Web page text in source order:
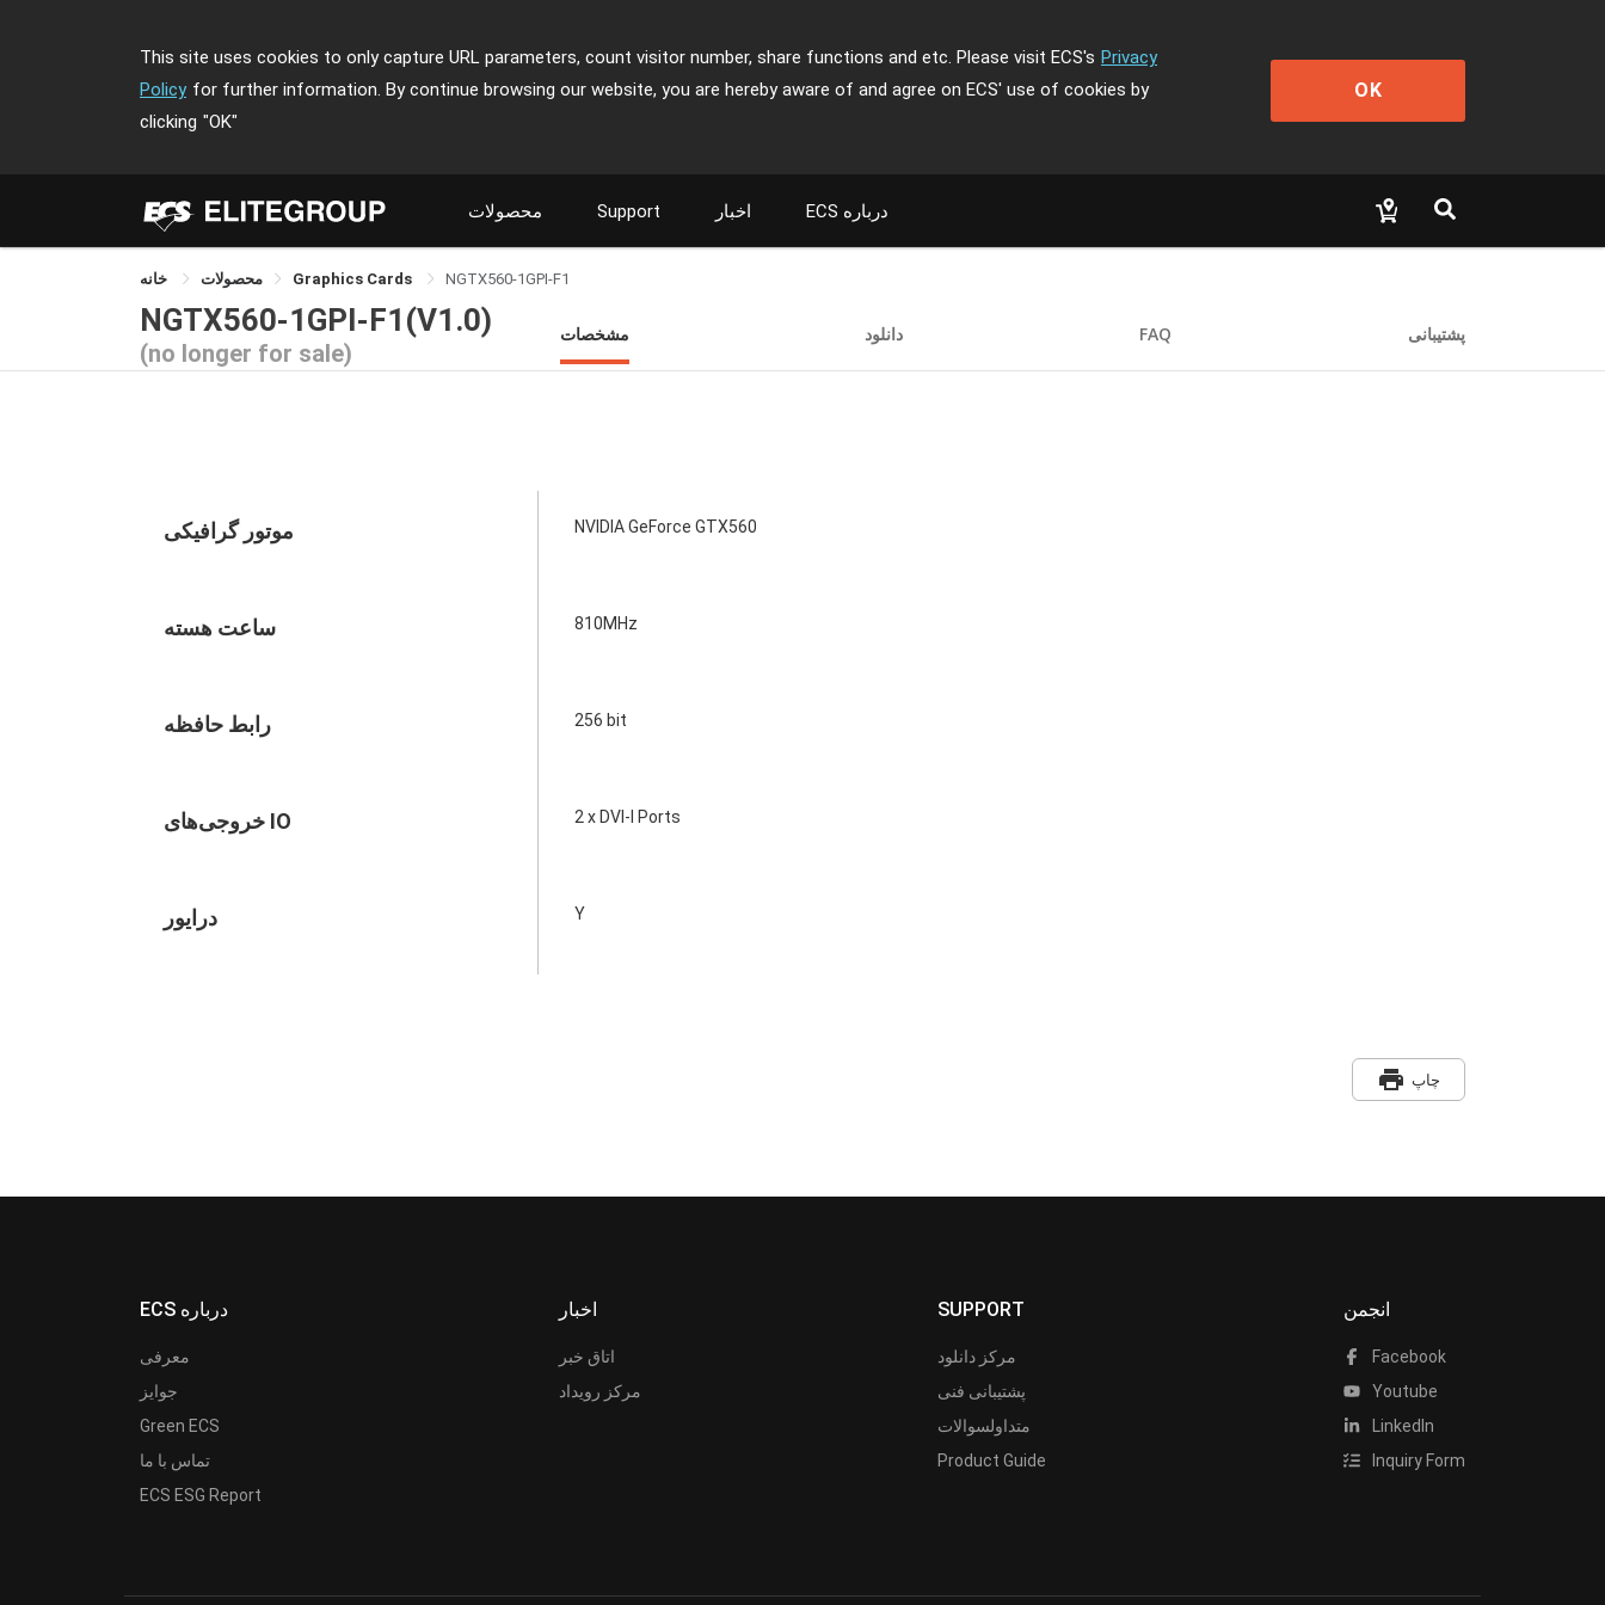
This site uses cookies to only capture URL parameters, count visitor number, share functions and etc. Please visit ECS's Privacy
Policy for further information. By continue browsing our website, you are hereby aware of and agree on ECS' use of cookies by
clicking "OK"
OK
محصولات Support اخبار ECS درباره
محصولات Graphics Cards NGTX560-1GPI-F1
NGTX560-1GPI-F1(V1.0)
(no longer for sale)
مشخصات دانلود FAQ پشتیبانی
موتور گرافیکی NVIDIA GeForce GTX560
ساعت هسته 810MHz
رابط حافظه 256 bit
خروجی‌های IO 2 x DVI-I Ports
درایور Y
print چاپ
ECS درباره
معرفی
جوایز
Green ECS
تماس با ما
ECS ESG Report
اخبار
اتاق خبر
مرکز رویداد
SUPPORT
مرکز دانلود
پشتیبانی فنی
متداولسوالات
Product Guide
انجمن
Facebook
Youtube
LinkedIn
Inquiry Form